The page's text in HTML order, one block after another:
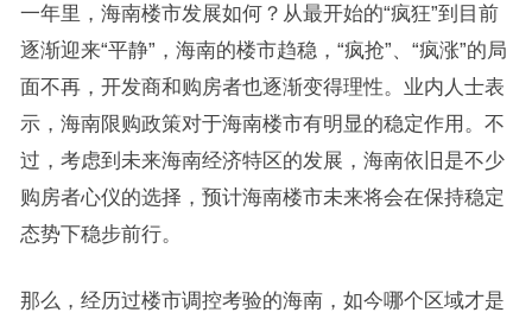
一年里，海南楼市发展如何？从最开始的“疯狂”到目前
逐渐迎来“平静”，海南的楼市趋稳，“疯抢”、“疯涨”的局
面不再，开发商和购房者也逐渐变得理性。业内人士表
示，海南限购政策对于海南楼市有明显的稳定作用。不
过，考虑到未来海南经济特区的发展，海南依旧是不少
购房者心仪的选择，预计海南楼市未来将会在保持稳定
态势下稳步前行。
那么，经历过楼市调控考验的海南，如今哪个区域才是